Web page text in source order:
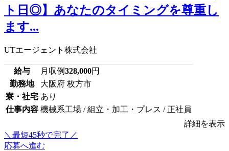
ト日◎】あなたのタイミングを尊重し
ます...
UTエージェント株式会社
給与 月収例328,000円
勤務地
大阪府 枚方市
寮・社宅 あり
仕事内容 機械系工場 / 組立・加工・プレス / 正社員
詳細を表示
＼最短45秒で完了／
応募へ進む